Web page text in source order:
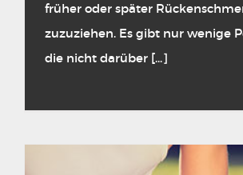
früher oder später
zuzuziehen. Es gibt nur wenige
die nicht darüber [...]